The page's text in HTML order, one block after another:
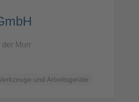
der Murr
und Arbeitsgeräte